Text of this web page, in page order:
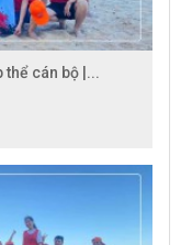
thể cán bộ |...